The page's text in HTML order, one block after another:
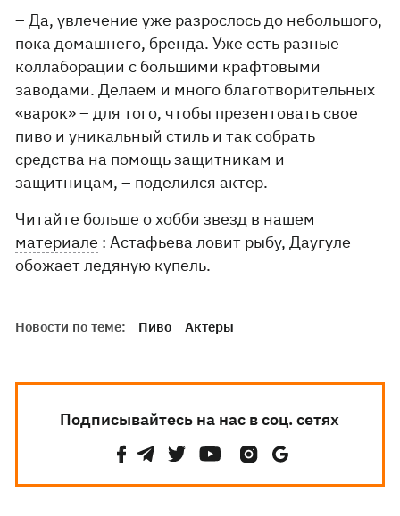
– Да, увлечение уже разрослось до небольшого,
пока домашнего, бренда. Уже есть разные
коллаборации с большими крафтовыми
заводами. Делаем и много благотворительных
«варок» – для того, чтобы презентовать свое
пиво и уникальный стиль и так собрать
средства на помощь защитникам и
защитницам, – поделился актер.
Читайте больше о хобби звезд в нашем
материале : Астафьева ловит рыбу, Даугуле
обожает ледяную купель.
Новости по теме: Пиво Актеры
Подписывайтесь на нас в соц. сетях